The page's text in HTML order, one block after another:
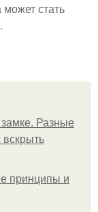
стать
Разные
вскрыть
принципы и